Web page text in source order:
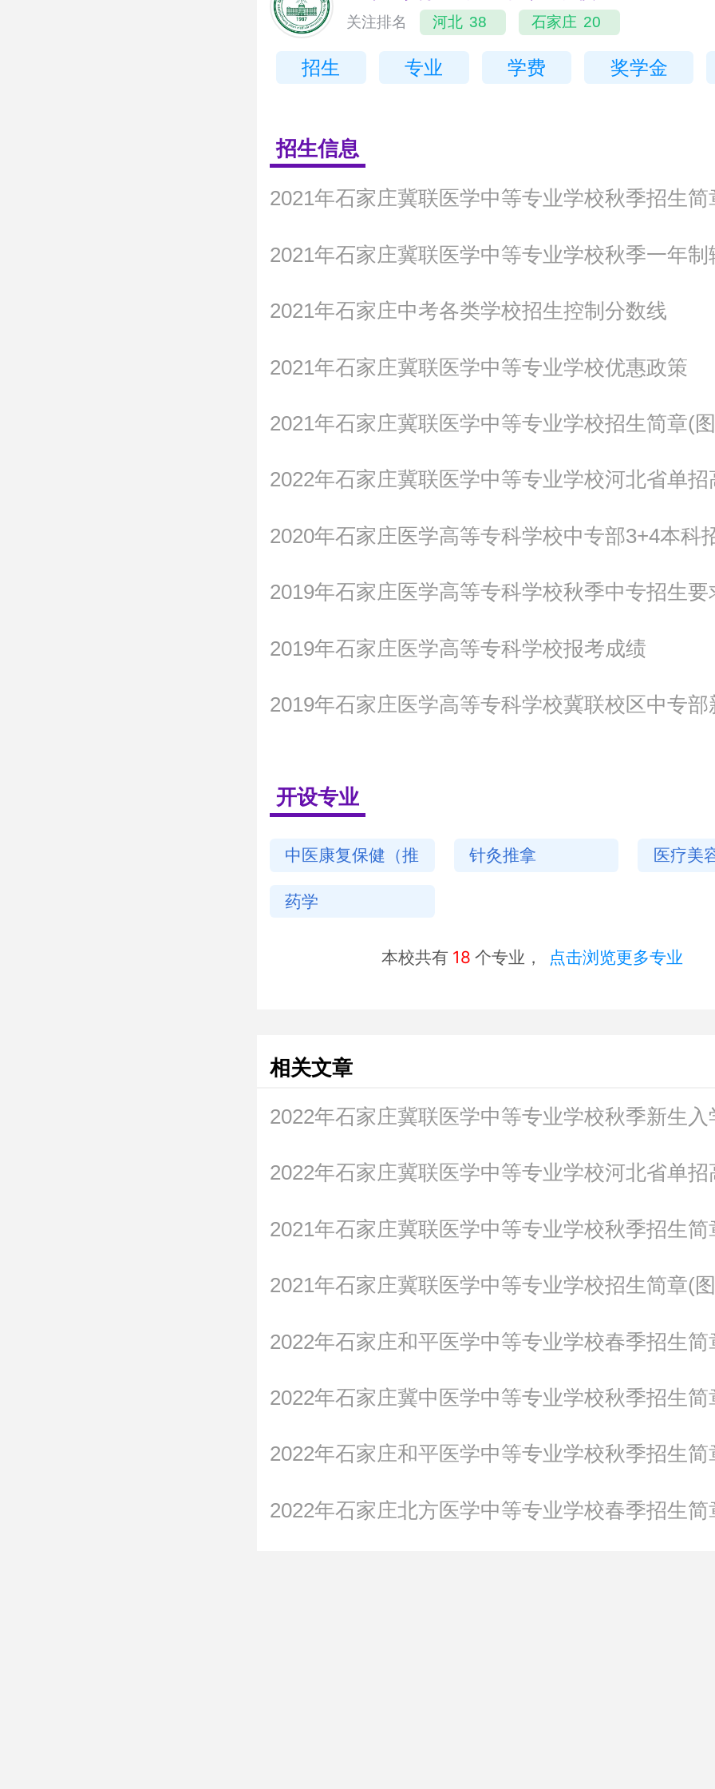
关注排名 河北 38 石家庄 20
招生 专业 学费 奖学金
招生信息
2021年石家庄冀联医学中等专业学校秋季招生简
2021年石家庄中考各类学校招生控制分数线
2021年石家庄冀联医学中等专业学校优惠政策
2021年石家庄冀联医学中等专业学校招生简章(
2020年石家庄医学高等专科学校中专部3+4本科
2019年石家庄医学高等专科学校秋季中专招生要
2019年石家庄医学高等专科学校报考成绩
开设专业
中医康复保健（推
针灸推拿 医疗美
药学
本校共有 18 个专业， 点击浏览更多专业
相关文章
2022年石家庄冀联医学中等专业学校秋季新生入
2021年石家庄冀联医学中等专业学校秋季招生简
2021年石家庄冀联医学中等专业学校招生简章(
2022年石家庄和平医学中等专业学校春季招生简
2022年石家庄冀中医学中等专业学校秋季招生简
2022年石家庄和平医学中等专业学校秋季招生简
2022年石家庄北方医学中等专业学校春季招生简